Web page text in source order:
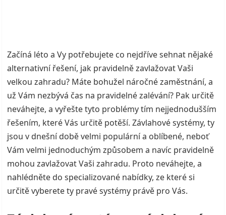
Začíná léto a Vy potřebujete co nejdříve sehnat nějaké
alternativní řešení, jak pravidelně zavlažovat Vaši
velkou zahradu? Máte bohužel náročné zaměstnání, a
už Vám nezbývá čas na pravidelné zalévání? Pak určitě
neváhejte, a vyřešte tyto problémy tím nejjednodušším
řešením, které Vás určitě potěší.Závlahové systémy, ty
jsou v dnešní době velmi populární a oblíbené, neboť
Vám velmi jednoduchým způsobem a navíc pravidelně
mohou zavlažovat Vaši zahradu. Proto neváhejte, a
nahlédněte do specializované nabídky, ze které si
určitě vyberete ty pravé systémy právě pro Vás.